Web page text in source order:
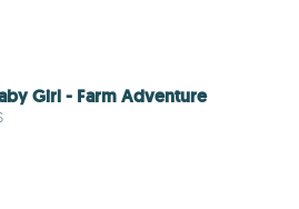
Girl - Farm Adventure